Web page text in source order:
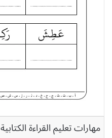
مهارات تعليم القراءة الكتابية